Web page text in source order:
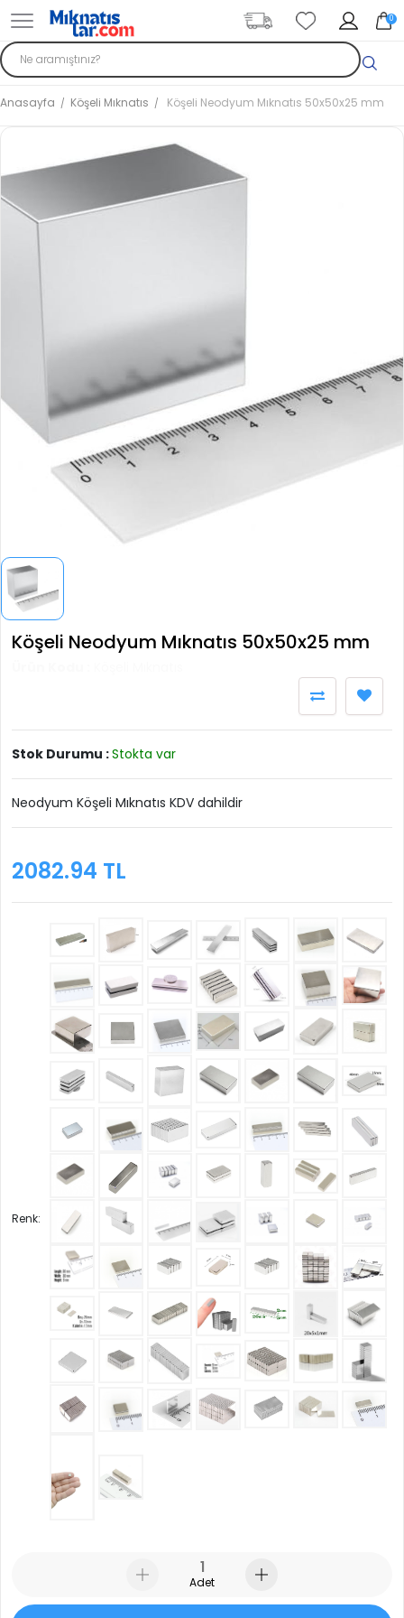
0
Anasayfa Köşeli Mıknatıs Köşeli Neodyum Mıknatıs 50x50x25 mm
Köşeli Neodyum Mıknatıs 50x50x25 mm
Stok Durumu :Stokta var
Neodyum Köşeli Mıknatıs KDV dahildir
2082.94 TL
Renk:
Adet